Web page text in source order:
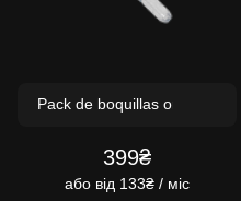
399₴
або від 133₴ / міс